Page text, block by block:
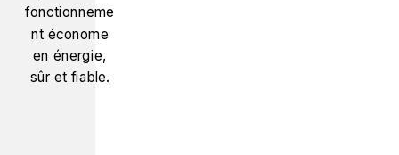
fonctionneme
nt économe
en énergie,
sûr et fiable.